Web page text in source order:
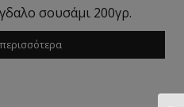
σουσάμι 200γρ.